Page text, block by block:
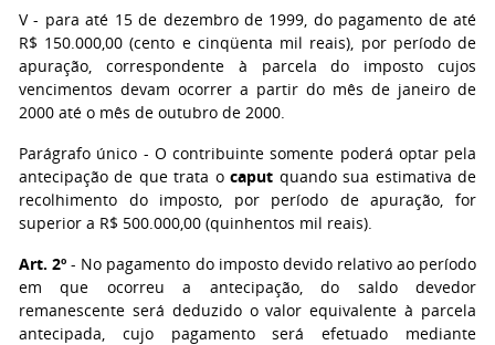
V - para até 15 de dezembro de 1999, do pagamento de até
R$ 150.000,00 (cento e cinqüenta mil reais), por período de
apuração, correspondente à parcela do imposto cujos
vencimentos devam ocorrer a partir do mês de janeiro de
2000 até o mês de outubro de 2000.
Parágrafo único - O contribuinte somente poderá optar pela
antecipação de que trata ocaput quando sua estimativa de
recolhimento do imposto, por período de apuração, for
superior a R$ 500.000,00 (quinhentos mil reais).
Art. 2º - No pagamento do imposto devido relativo ao período
em que ocorreu a antecipação, do saldo devedor
remanescente será deduzido o valor equivalente à parcela
antecipada, cujo pagamento será efetuado mediante